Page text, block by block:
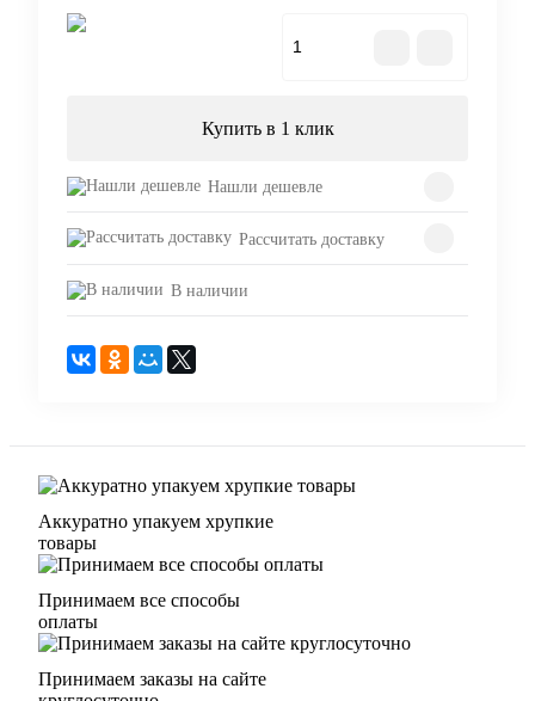
Купить в 1 клик
Нашли дешевле
Рассчитать доставку
В наличии
Аккуратно упакуем хрупкие
товары
Принимаем все способы
оплаты
Принимаем заказы на сайте